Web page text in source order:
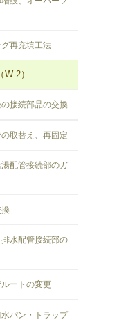
再充填工法
2）
接続部品の交換
取替え、再固定
配管接続部のガ
水配管接続部の
ートの変更
パン・トラップ